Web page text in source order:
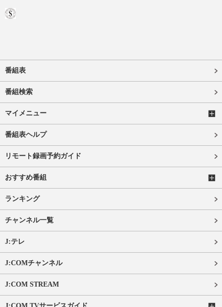
番組表
番組検索
マイメニュー
番組表ヘルプ
リモート録画予約ガイド
おすすめ番組
ランキング
チャンネル一覧
J:テレ
J:COMチャンネル
J:COM STREAM